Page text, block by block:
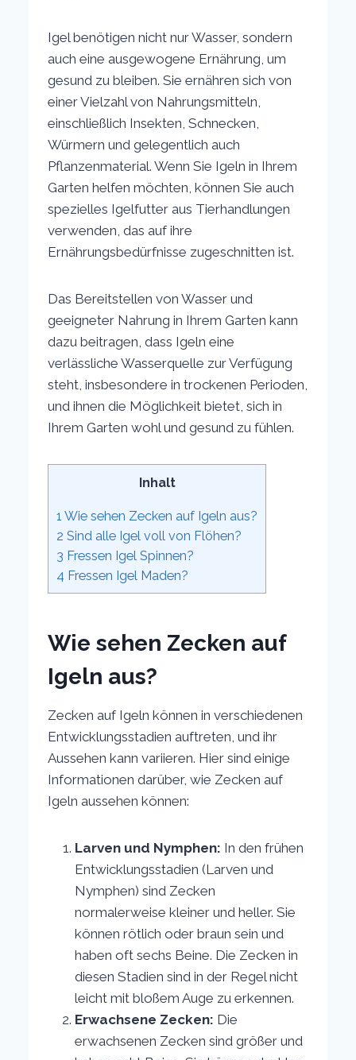
Igel benötigen nicht nur Wasser, sondern
auch eine ausgewogene Ernährung, um
gesund zu bleiben. Sie ernähren sich von
einer Vielzahl von Nahrungsmitteln,
einschließlich Insekten, Schnecken,
Würmern und gelegentlich auch
Pflanzenmaterial. Wenn Sie Igeln in Ihrem
Garten helfen möchten, können Sie auch
spezielles Igelfutter aus Tierhandlungen
verwenden, das auf ihre
Ernährungsbedürfnisse zugeschnitten ist.
Das Bereitstellen von Wasser und
geeigneter Nahrung in Ihrem Garten kann
dazu beitragen, dass Igeln eine
verlässliche Wasserquelle zur Verfügung
steht, insbesondere in trockenen Perioden,
und ihnen die Möglichkeit bietet, sich in
Ihrem Garten wohl und gesund zu fühlen.
Inhalt
1 Wie sehen Zecken auf Igeln aus?
2 Sind alle Igel voll von Flöhen?
3 Fressen Igel Spinnen?
4 Fressen Igel Maden?
Wie sehen Zecken auf
Igeln aus?
Zecken auf Igeln können in verschiedenen
Entwicklungsstadien auftreten, und ihr
Aussehen kann variieren. Hier sind einige
Informationen darüber, wie Zecken auf
Igeln aussehen können:
Larven und Nymphen: In den frühen
Entwicklungsstadien (Larven und
Nymphen) sind Zecken
normalerweise kleiner und heller. Sie
können rötlich oder braun sein und
haben oft sechs Beine. Die Zecken in
diesen Stadien sind in der Regel nicht
leicht mit bloßem Auge zu erkennen.
Erwachsene Zecken: Die
erwachsenen Zecken sind größer und